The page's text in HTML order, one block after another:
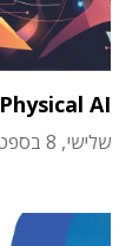
Physical AI
שלישי, 8 בספטמבר 2026